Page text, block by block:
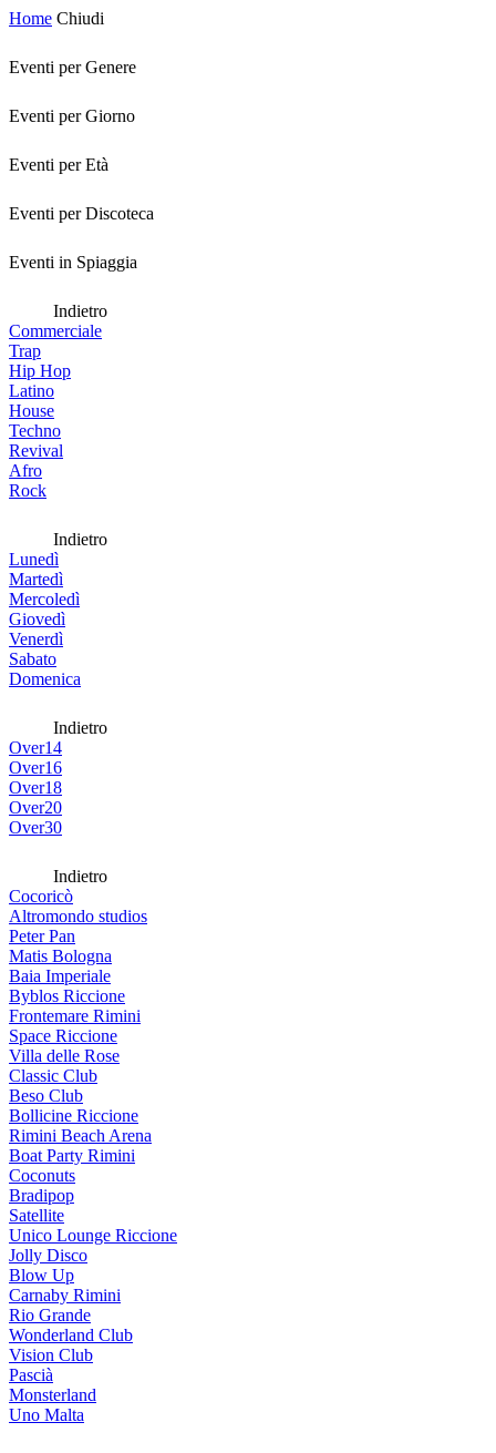
Home Chiudi
Eventi per Genere
Eventi per Giorno
Eventi per Età
Eventi per Discoteca
Eventi in Spiaggia
Indietro
Commerciale
Trap
Hip Hop
Latino
House
Techno
Revival
Afro
Rock
Indietro
Lunedì
Martedì
Mercoledì
Giovedì
Venerdì
Sabato
Domenica
Indietro
Over14
Over16
Over18
Over20
Over30
Indietro
Cocoricò
Altromondo studios
Peter Pan
Matis Bologna
Baia Imperiale
Byblos Riccione
Frontemare Rimini
Space Riccione
Villa delle Rose
Classic Club
Beso Club
Bollicine Riccione
Rimini Beach Arena
Boat Party Rimini
Coconuts
Bradipop
Satellite
Unico Lounge Riccione
Jolly Disco
Blow Up
Carnaby Rimini
Rio Grande
Wonderland Club
Vision Club
Pascià
Monsterland
Uno Malta